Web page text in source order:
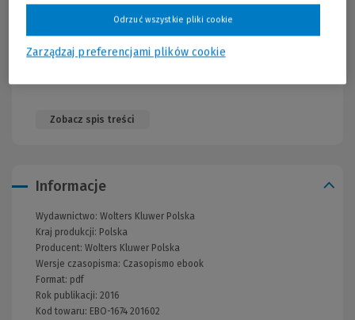
zarządzania zasobami ludzkimi
Gwarancję użyteczności i narzędziowego charakteru
Zobacz spis treści
Informacje
Wydawnictwo: Wolters Kluwer Polska
Kraj produkcji: Polska
Producent: Wolters Kluwer Polska
Wersje czasopisma: Czasopismo ebook
Format: pdf
Rok publikacji: 2016
Kod towaru: EBO-1674 201602
Zarządzaj preferencjami plików cookie
Odrzuć wszystkie pliki cookie